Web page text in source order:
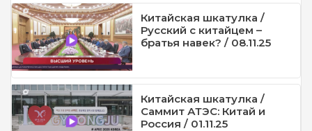
Китайская шкатулка /
Русский с китайцем –
братья навек? / 08.11.25
Китайская шкатулка /
Саммит АТЭС: Китай и
Россия / 01.11.25